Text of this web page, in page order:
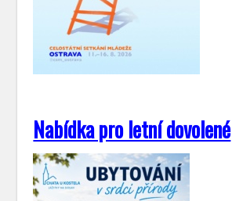
Nabídka pro letní dovolené